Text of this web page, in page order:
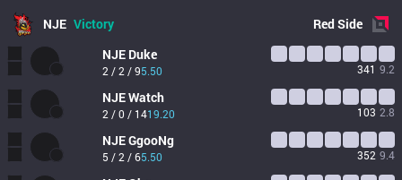
NJE Victory RedSide
NJE Duke
2 / 2 / 95.50 341 9.2
NJEWatch
2 / 0 / 1419.20 103 2.8
NJEGgooNg
5 / 2 / 65.50 352 9.4